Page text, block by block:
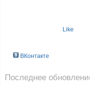
Like
ВКонтакте
Последнее